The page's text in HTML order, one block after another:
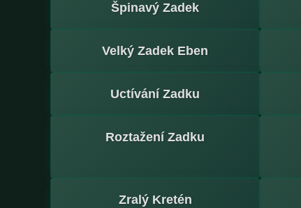
Špinavý Zadek
Velký Zadek Eben
Uctívání Zadku
Roztažení Zadku
Zralý Kretén